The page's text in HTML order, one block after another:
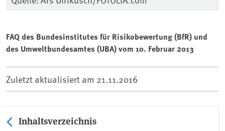
FAQ des Bundesinstitutes für Risikobewertung (BfR) und
des Umweltbundesamtes (UBA) vom 10. Februar 2013
Zuletzt aktualisiert am 21.11.2016
Inhaltsverzeichnis